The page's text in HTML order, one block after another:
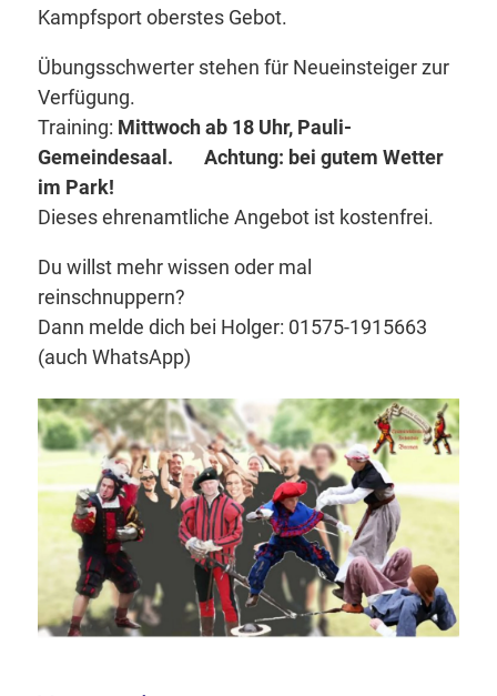
Kampfsport oberstes Gebot.
Übungsschwerter stehen für Neueinsteiger zur
Verfügung.
Training: Mittwoch ab 18 Uhr, Pauli-
Gemeindesaal. Achtung: bei gutem Wetter
im Park!
Dieses ehrenamtliche Angebot ist kostenfrei.
Du willst mehr wissen oder mal
reinschnuppern?
Dann melde dich bei Holger: 01575-1915663
(auch WhatsApp)